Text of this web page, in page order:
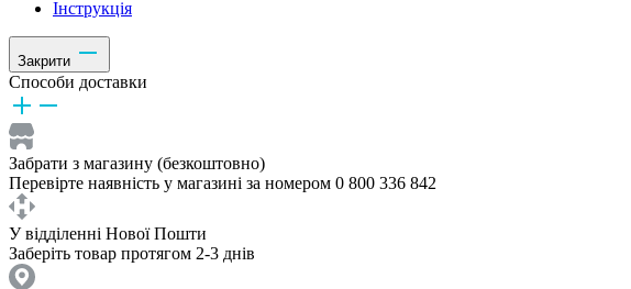
Інструкція
Закрити
Способи доставки
Забрати з магазину (безкоштовно)
Перевірте наявність у магазині за номером 0 800 336 842
У відділенні Нової Пошти
Заберіть товар протягом 2-3 днів